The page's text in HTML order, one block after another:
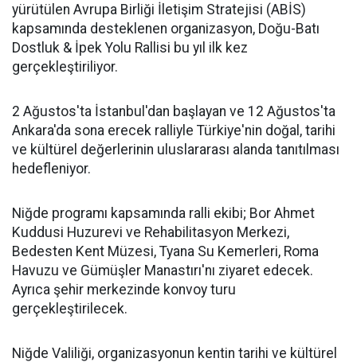
yürütülen Avrupa Birliği İletişim Stratejisi (ABİS)
kapsamında desteklenen organizasyon, Doğu-Batı
Dostluk & İpek Yolu Rallisi bu yıl ilk kez
gerçekleştiriliyor.
2 Ağustos'ta İstanbul'dan başlayan ve 12 Ağustos'ta
Ankara'da sona erecek ralliyle Türkiye'nin doğal, tarihi
ve kültürel değerlerinin uluslararası alanda tanıtılması
hedefleniyor.
Niğde programı kapsamında ralli ekibi; Bor Ahmet
Kuddusi Huzurevi ve Rehabilitasyon Merkezi,
Bedesten Kent Müzesi, Tyana Su Kemerleri, Roma
Havuzu ve Gümüşler Manastırı'nı ziyaret edecek.
Ayrıca şehir merkezinde konvoy turu
gerçekleştirilecek.
Niğde Valiliği, organizasyonun kentin tarihi ve kültürel